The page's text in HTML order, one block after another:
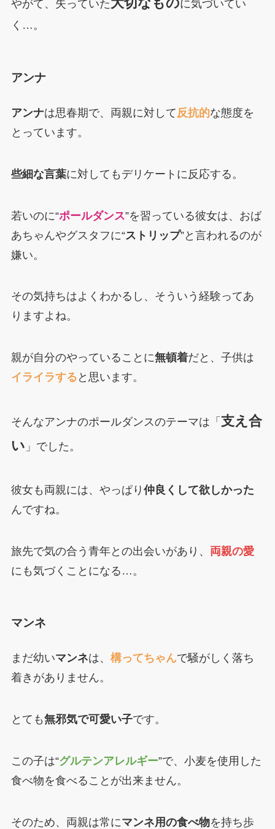
やがて、失っていた
に気づいてい
く…。
アンナ
アンナは思春期で、両親に対して 反抗的な態度を
とっています。
些細な言葉に対してもデリケートに反応する。
若いのに“ポールダンス”を習っている彼女は、おば
あちゃんやグスタフに“ストリップ”と言われるのが
嫌い。
その気持ちはよくわかるし、そういう経験ってあ
りますよね。
親が自分のやっていることに無頓着だと、子供は
イライラする と思います。
そんなアンナのポールダンスのテーマは「 支え合
い 」でした。
彼女も両親には、やっぱり 仲良くして欲しかった
んですね。
旅先で気の合う青年との出会いがあり、 両親の愛
にも気づくことになる…。
マンネ
まだ幼いマンネは、 構ってちゃんで騒がしく落ち
着きがありません。
とても無邪気で可愛い子です。
この子は“グルテンアレルギー”で、小麦を使用した
食べ物を食べることが出来ません。
そのため、両親は常にマンネ用の食べ物を持ち歩